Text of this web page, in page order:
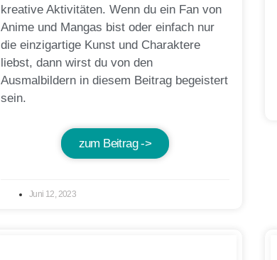
kreative Aktivitäten. Wenn du ein Fan von
Anime und Mangas bist oder einfach nur
die einzigartige Kunst und Charaktere
liebst, dann wirst du von den
Ausmalbildern in diesem Beitrag begeistert
sein.
zum Beitrag ->
Juni 12, 2023